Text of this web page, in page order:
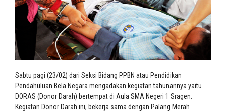
Sabtu pagi (23/02) dari Seksi Bidang PPBN atau Pendidikan
Pendahuluan Bela Negara mengadakan kegiatan tahunannya yaitu
DORAS (Donor Darah) bertempat di Aula SMA Negeri 1 Sragen.
Kegiatan Donor Darah ini, bekerja sama dengan Palang Merah